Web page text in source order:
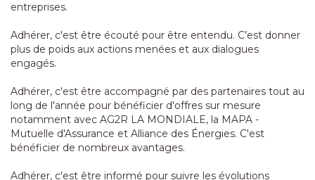
entreprises.
Adhérer, c'est être écouté pour être entendu. C’est donner
plus de poids aux actions menées et aux dialogues
engagés.
Adhérer, c'est être accompagné par des partenaires tout au
long de l'année pour bénéficier d'offres sur mesure
notamment avec AG2R LA MONDIALE, la MAPA -
Mutuelle d'Assurance et Alliance des Énergies. C'est
bénéficier de nombreux avantages.
Adhérer, c'est être informé pour suivre les évolutions